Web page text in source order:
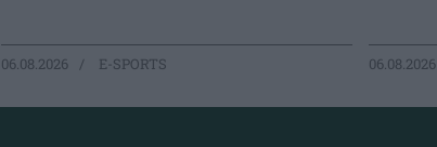
06.08.2026 E-SPORTS 06.08.2026